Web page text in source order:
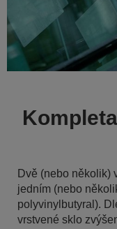
Dvě (nebo několik)
jedním (nebo
polyvinylbutyral).
vrstvené sklo